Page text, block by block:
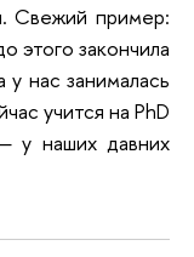
Свежий пример:
этого закончила
у нас занималась
учится на PhD
у наших давних